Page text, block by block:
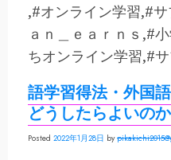
,#オンライン学習,#
ａｎ＿ｅａｒｎｓ,#
ちオンライン学習,#
語学習得法・外国
どうしたらよいの
Posted 2022年1月28日 by